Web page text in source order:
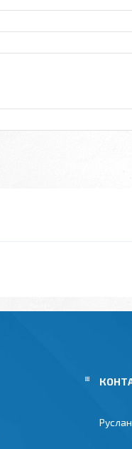
Руслан